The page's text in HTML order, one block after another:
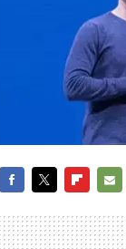
MAIL